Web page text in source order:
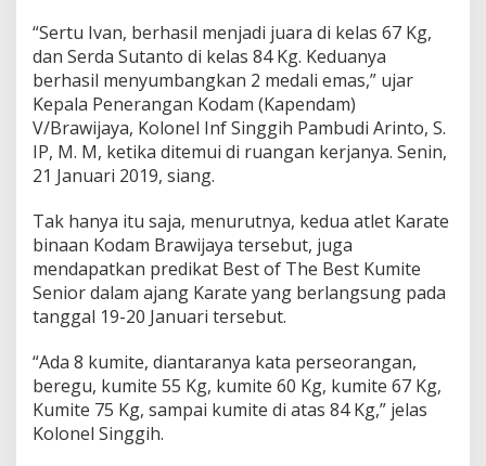
e
n
n
g
,
K
e
a
r
a
a
n
K
r
a
e
s
“Sertu Ivan, berhasil menjadi juara di kelas 67 Kg,
dan Serda Sutanto di kelas 84 Kg. Keduanya
berhasil menyumbangkan 2 medali emas,” ujar
Kepala Penerangan Kodam (Kapendam)
V/Brawijaya, Kolonel Inf Singgih Pambudi Arinto, S.
IP, M. M, ketika ditemui di ruangan kerjanya. Senin,
21 Januari 2019, siang.
Tak hanya itu saja, menurutnya, kedua atlet Karate
binaan Kodam Brawijaya tersebut, juga
mendapatkan predikat Best of The Best Kumite
Senior dalam ajang Karate yang berlangsung pada
tanggal 19-20 Januari tersebut.
“Ada 8 kumite, diantaranya kata perseorangan,
beregu, kumite 55 Kg, kumite 60 Kg, kumite 67 Kg,
Kumite 75 Kg, sampai kumite di atas 84 Kg,” jelas
Kolonel Singgih.